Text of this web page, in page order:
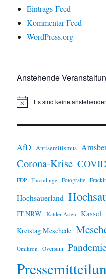
Eintrags-Feed
Kommentar-Feed
WordPress.org
Anstehende
H
w
s
Es sind keine
AfD Antisemitismus
Corona-Krise
FDP Flüchtlinge Fotografie
Hochsauerland
IT.NRW Kahler Asten Kassel
Kreistag Meschede
Omikron Oversum Pandemie